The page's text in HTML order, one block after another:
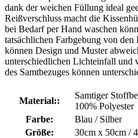
dank der weichen Füllung ideal
Reißverschluss macht die
bei Bedarf per Hand waschen
tatsächlichen Farbgebung von
können Design und Muster
unterschiedlichen Lichteinfall und
des Samtbezuges können
Material::
Samtiger
100% Polyester
Farbe:
Blau / Silber
Größe:
30cm x 50cm /